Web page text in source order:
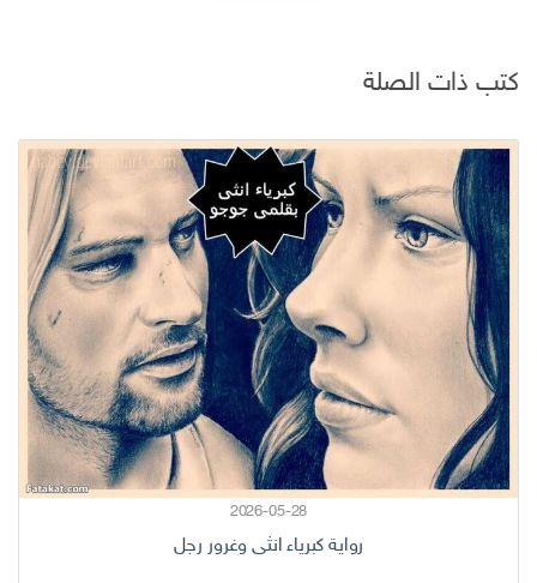
كتب ذات الصلة
2026-05-28
رواية كبرياء انثى وغرور رجل